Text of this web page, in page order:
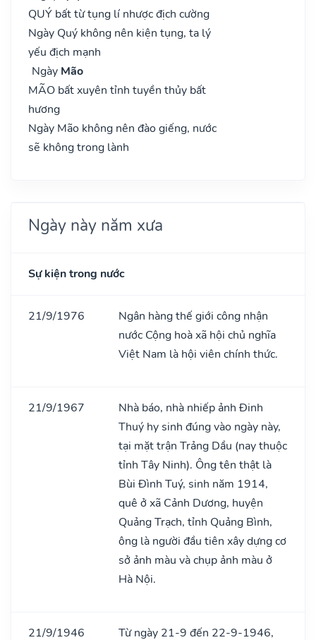
QUÝ bất từ tụng lí nhược địch cường
Ngày Quý không nên kiện tụng, ta lý
yếu địch mạnh
Ngày Mão
MÃO bất xuyên tỉnh tuyền thủy bất
hương
Ngày Mão không nên đào giếng, nước
sẽ không trong lành
Ngày này năm xưa
Sự kiện trong nước
21/9/1976
Ngân hàng thế giới công nhận
nước Cộng hoà xã hội chủ nghĩa
Việt Nam là hội viên chính thức.
21/9/1967
Nhà báo, nhà nhiếp ảnh Đinh
Thuý hy sinh đúng vào ngày này,
tại mặt trận Trảng Dầu (nay thuộc
tỉnh Tây Ninh). Ông tên thật là
Bùi Đình Tuý, sinh năm 1914,
quê ở xã Cảnh Dương, huyện
Quảng Trạch, tỉnh Quảng Bình,
ông là người đầu tiên xây dựng cơ
sở ảnh màu và chụp ảnh màu ở
Hà Nội.
21/9/1946
Từ ngày 21-9 đến 22-9-1946,